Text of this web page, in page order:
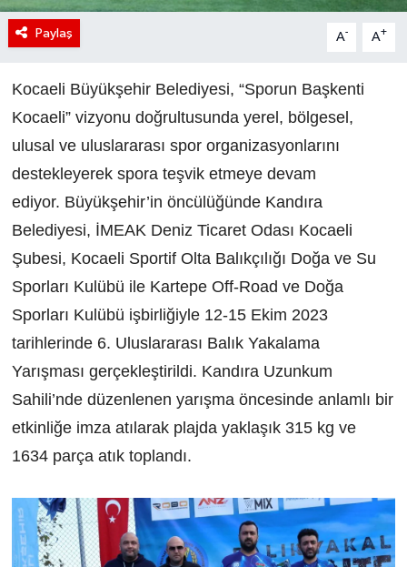
Paylaş A- A+
Kocaeli Büyükşehir Belediyesi, “Sporun Başkenti
Kocaeli” vizyonu doğrultusunda yerel, bölgesel,
ulusal ve uluslararası spor organizasyonlarını
destekleyerek spora teşvik etmeye devam
ediyor. Büyükşehir’in öncülüğünde Kandıra
Belediyesi, İMEAK Deniz Ticaret Odası Kocaeli
Şubesi, Kocaeli Sportif Olta Balıkçılığı Doğa ve Su
Sporları Kulübü ile Kartepe Off-Road ve Doğa
Sporları Kulübü işbirliğiyle 12-15 Ekim 2023
tarihlerinde 6. Uluslararası Balık Yakalama
Yarışması gerçekleştirildi. Kandıra Uzunkum
Sahili’nde düzenlenen yarışma öncesinde anlamlı bir
etkinliğe imza atılarak plajda yaklaşık 315 kg ve
1634 parça atık toplandı.